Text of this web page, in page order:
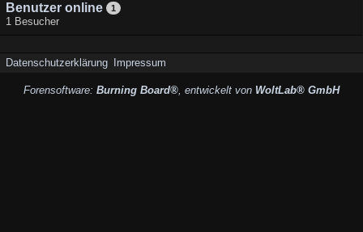
Benutzer online 1
1 Besucher
Datenschutzerklärung Impressum
Forensoftware: Burning Board®, entwickelt von WoltLab® GmbH